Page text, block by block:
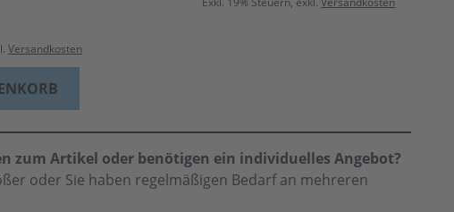
Versandkosten
zum Artikel oder benötigen ein individuelles Angebot?
oder Sie haben regelmäßigen Bedarf an mehreren